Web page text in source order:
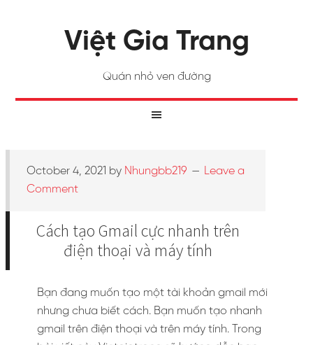
Việt Gia Trang
Quán nhỏ ven đường
October 4, 2021 by Nhungbb219
Leave a
Comment
Cách tạo Gmail cực nhanh trên
điện thoại và máy tính
Bạn đang muốn tạo một tài khoản gmail mới
nhưng chưa biết cách. Bạn muốn tạo nhanh
gmail trên điện thoại và trên máy tính. Trong